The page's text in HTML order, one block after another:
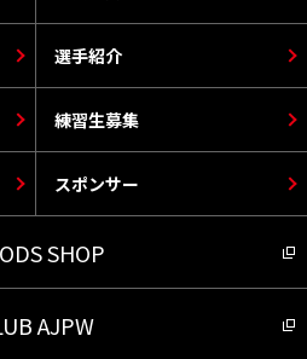
選手紹介
スポンサー
練習生募集
SHOP
AJPW